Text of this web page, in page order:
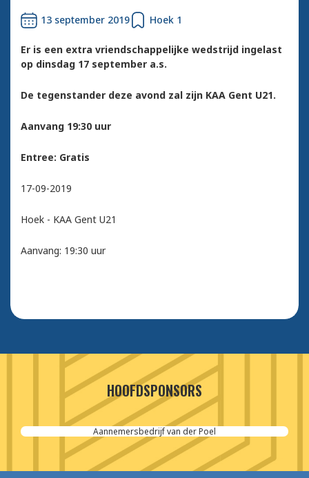
13 september 2019 Hoek 1
Er is een extra vriendschappelijke wedstrijd ingelast
op dinsdag 17 september a.s.
De tegenstander deze avond zal zijn KAA Gent U21.
Aanvang 19:30 uur
Entree: Gratis
17-09-2019
Hoek - KAA Gent U21
Aanvang: 19:30 uur
HOOFDSPONSORS
Aannemersbedrijf van der Poel